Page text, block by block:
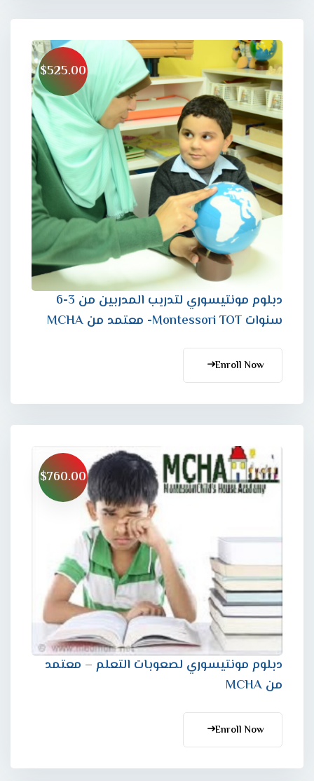
$525.00
دبلوم مونتيسوري لتدريب المدربين من 3-6
سنوات Montessori TOT- معتمد من MCHA
Enroll Now
$760.00
دبلوم مونتيسوري لصعوبات التعلم – معتمد
من MCHA
Enroll Now